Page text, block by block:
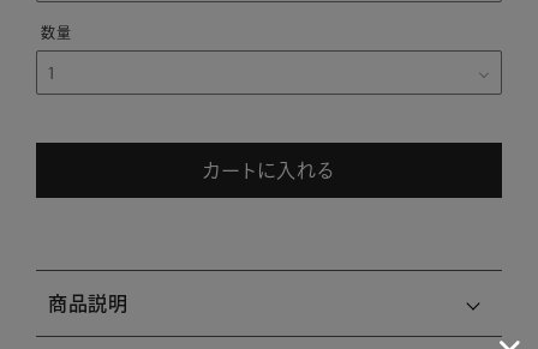
カートに入れる
商品説明